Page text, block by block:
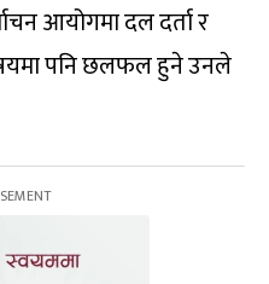
आयोगमा दल दर्ता र
पनि छलफल हुने उनले